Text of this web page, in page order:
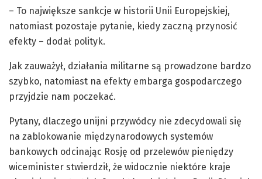
– To największe sankcje w historii Unii Europejskiej,
natomiast pozostaje pytanie, kiedy zaczną przynosić
efekty – dodał polityk.
Jak zauważył, działania militarne są prowadzone bardzo
szybko, natomiast na efekty embarga gospodarczego
przyjdzie nam poczekać.
Pytany, dlaczego unijni przywódcy nie zdecydowali się
na zablokowanie międzynarodowych systemów
bankowych odcinając Rosję od przelewów pieniędzy
wiceminister stwierdził, że widocznie niektóre kraje